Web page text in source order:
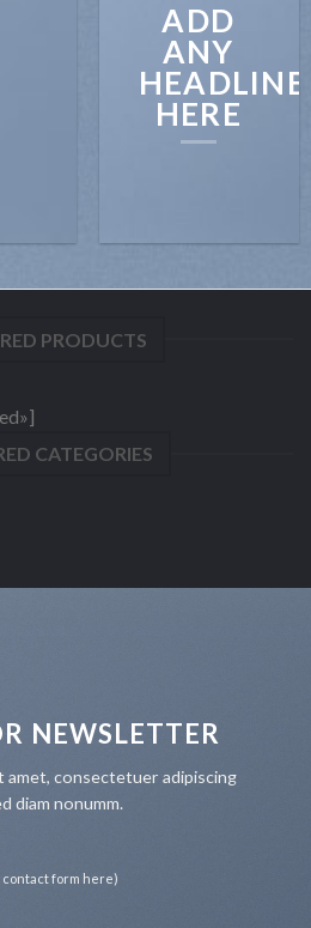
ADD
ANY
HEADLINE
HERE
PRODUCTS
CATEGORIES
NEWSLETTER
amet, consectetuer adipiscing
diam nonumm.
form here)